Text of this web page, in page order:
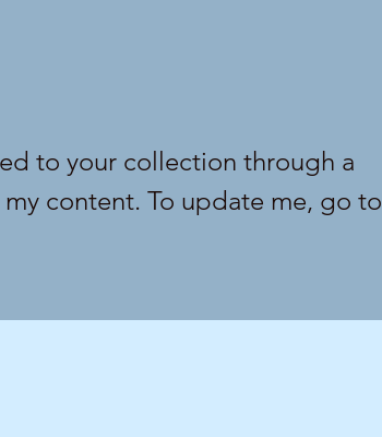
to your collection through a
content. To update me, go to